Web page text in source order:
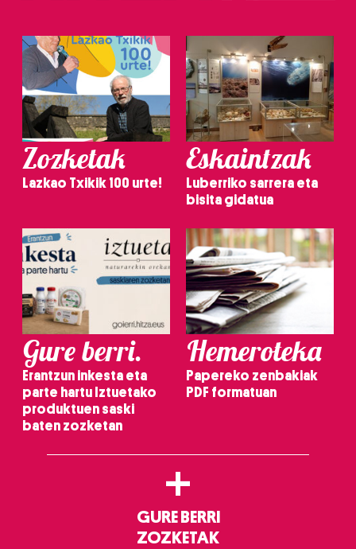
Zozketak
Lazkao Txikik 100 urte!
Eskaintzak
Luberriko sarrera eta
bisita gidatua
Gure berri.
Erantzun inkesta eta
parte hartu Iztuetako
produktuen saski
baten zozketan
Hemeroteka
Papereko zenbakiak
PDF formatuan
+
GURE BERRI
ZOZKETAK